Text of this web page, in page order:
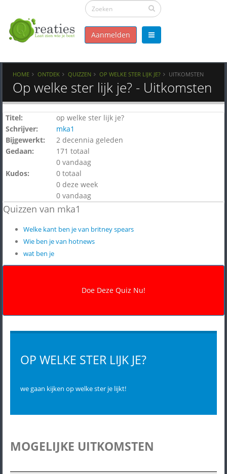
Aanmelden
HOME ONTDEK QUIZZEN OP WELKE STER LIJK JE? UITKOMSTEN
Op welke ster lijk je? - Uitkomsten
Titel:
op welke ster lijk je?
Schrijver:
mka1
Bijgewerkt:
2 decennia geleden
Gedaan:
171 totaal
0 vandaag
Kudos:
0 totaal
0 deze week
0 vandaag
Quizzen van mka1
Welke kant ben je van britney spears
Wie ben je van hotnews
wat ben je
OP WELKE STER LIJK JE?
we gaan kijken op welke ster je lijkt!
MOGELIJKE UITKOMSTEN